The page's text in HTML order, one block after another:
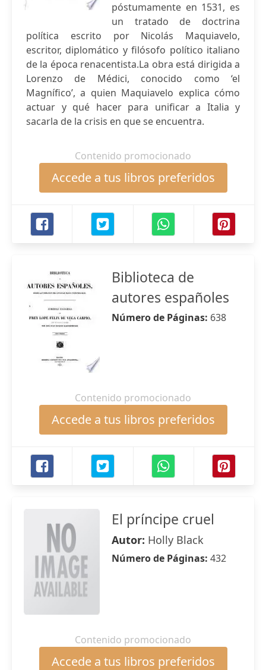
póstumamente en 1531, es
un tratado de doctrina
política escrito por Nicolás Maquiavelo,
escritor, diplomático y filósofo político italiano
de la época renacentista.La obra está dirigida a
Lorenzo de Médici, conocido como ‘el
Magnífico’, a quien Maquiavelo explica cómo
actuar y qué hacer para unificar a Italia y
sacarla de la crisis en que se encuentra.
Contenido promocionado
Accede a tus libros preferidos
Biblioteca de
autores españoles
Número de Páginas: 638
Contenido promocionado
Accede a tus libros preferidos
El príncipe cruel
Autor: Holly Black
Número de Páginas: 432
Contenido promocionado
Accede a tus libros preferidos